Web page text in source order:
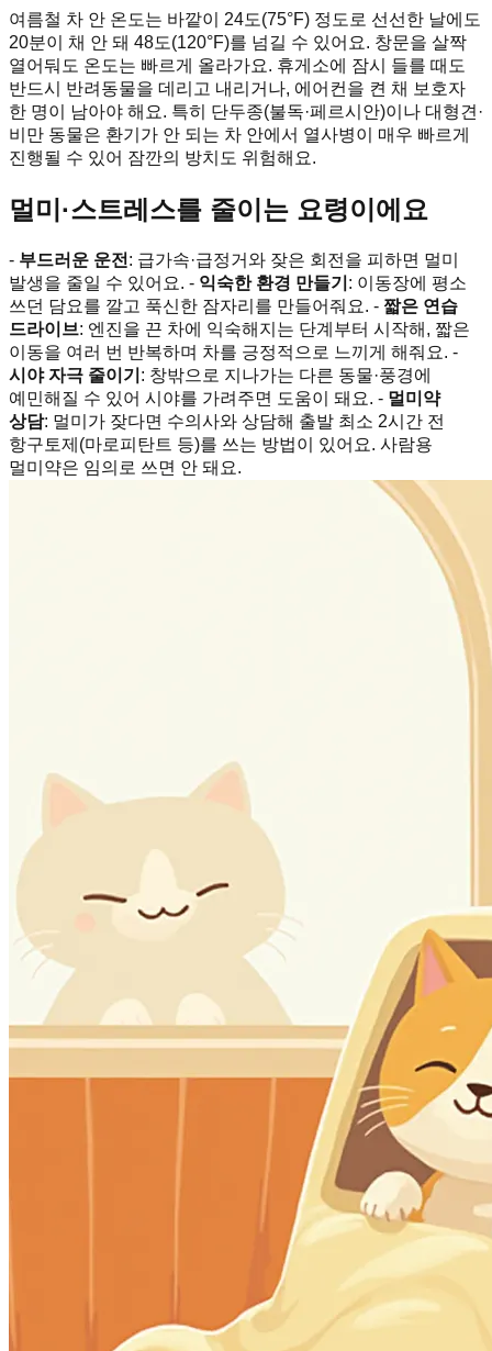
여름철 차 안 온도는 바깥이 24도(75°F) 정도로 선선한 날에도
20분이 채 안 돼 48도(120°F)를 넘길 수 있어요. 창문을 살짝
열어둬도 온도는 빠르게 올라가요. 휴게소에 잠시 들를 때도
반드시 반려동물을 데리고 내리거나, 에어컨을 켠 채 보호자
한 명이 남아야 해요. 특히 단두종(불독·페르시안)이나 대형견·
비만 동물은 환기가 안 되는 차 안에서 열사병이 매우 빠르게
진행될 수 있어 잠깐의 방치도 위험해요.
멀미·스트레스를 줄이는 요령이에요
- 부드러운 운전 : 급가속·급정거와 잦은 회전을 피하면 멀미
발생을 줄일 수 있어요. - 익숙한 환경 만들기 : 이동장에 평소
쓰던 담요를 깔고 푹신한 잠자리를 만들어줘요. - 짧은 연습
드라이브: 엔진을 끈 차에 익숙해지는 단계부터 시작해, 짧은
이동을 여러 번 반복하며 차를 긍정적으로 느끼게 해줘요. -
시야 자극 줄이기 : 창밖으로 지나가는 다른 동물·풍경에
예민해질 수 있어 시야를 가려주면 도움이 돼요. - 멀미약
상담: 멀미가 잦다면 수의사와 상담해 출발 최소 2시간 전
항구토제(마로피탄트 등)를 쓰는 방법이 있어요. 사람용
멀미약은 임의로 쓰면 안 돼요.